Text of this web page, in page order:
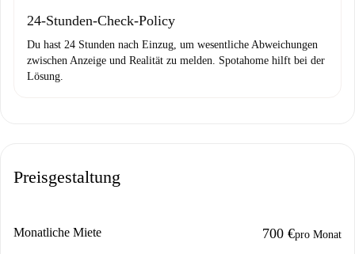
24-Stunden-Check-Policy
Du hast 24 Stunden nach Einzug, um wesentliche Abweichungen
zwischen Anzeige und Realität zu melden. Spotahome hilft bei der
Lösung.
Preisgestaltung
Monatliche Miete 700 €pro Monat